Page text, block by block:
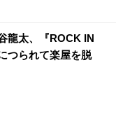
龍太、『ROCK IN
つられて楽屋を脱